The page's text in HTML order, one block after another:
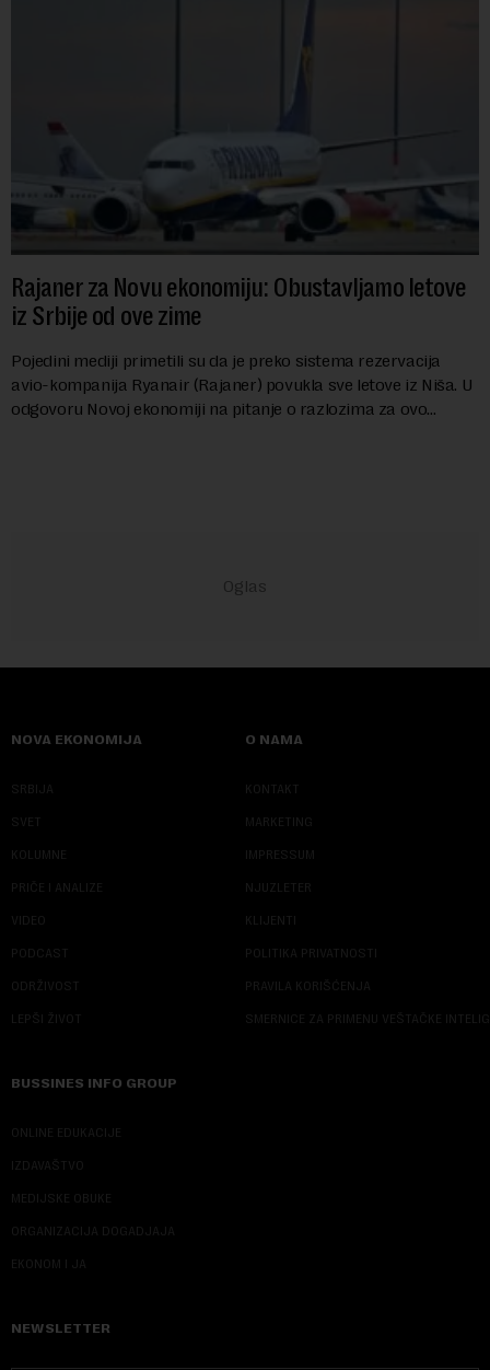
Rajaner za Novu ekonomiju: Obustavljamo letove
iz Srbije od ove zime
Pojedini mediji primetili su da je preko sistema rezervacija
avio-kompanija Ryanair (Rajaner) povukla sve letove iz Niša. U
odgovoru Novoj ekonomiji na pitanje o razlozima za ovo
NOVA EKONOMIJA
SRBIJA
SVET
KOLUMNE
PRIČE I ANALIZE
VIDEO
PODCAST
ODRŽIVOST
LEPŠI ŽIVOT
O NAMA
KONTAKT
MARKETING
IMPRESSUM
NJUZLETER
KLIJENTI
POLITIKA PRIVATNOSTI
PRAVILA KORIŠĆENJA
SMERNICE ZA PRIMENU VEŠTAČKE
BUSSINES INFO GROUP
ONLINE EDUKACIJE
IZDAVAŠTVO
MEDIJSKE OBUKE
ORGANIZACIJA DOGADJAJA
EKONOM I JA
NEWSLETTER